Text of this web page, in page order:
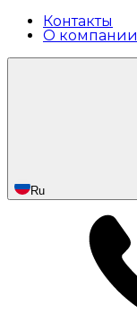
Контакты
О компании
Ru